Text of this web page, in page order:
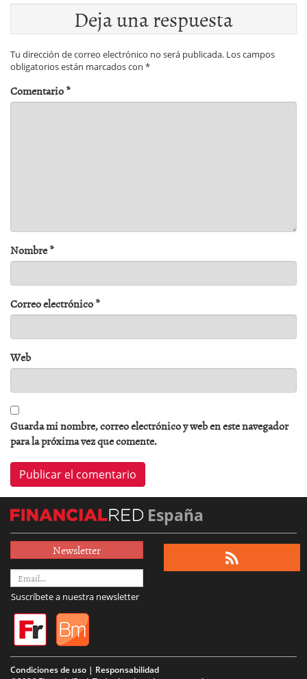
Deja una respuesta
Tu dirección de correo electrónico no será publicada. Los campos
obligatorios están marcados con *
Comentario*
Nombre*
Correo electrónico*
Web
Guarda mi nombre, correo electrónico y web en este navegador
para la próxima vez que comente.
España
Newsletter
Suscríbete a nuestra newsletter
Condiciones de uso | Responsabilidad